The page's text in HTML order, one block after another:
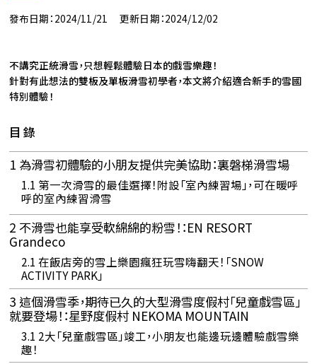
發布日期：2024/11/21 更新日期：2024/12/02
不講究正統滑雪，只想輕鬆體驗日本的戲雪樂趣！
針對有此想法的雙板及單板滑雪初學者，本文將介紹適合新手的雪國
特別體驗！
目錄
1 為滑雪初體驗的小朋友提供完美協助：裏磐梯滑雪場
1.1 第一次滑雪的最佳選擇！附設「室內練習場」，可在暖呼
呼的室內練習滑雪
2 不滑雪也能享受軟綿綿的粉雪！：EN RESORT
Grandeco
2.1 在飯店旁的雪上樂園瘋狂玩雪嗨翻天！「SNOW
ACTIVITY PARK」
3 這個滑雪季，期待已久的大型滑雪度假村「兒童戲雪區」
就要登場！：星野度假村 NEKOMA MOUNTAIN
3.1 2大「兒童戲雪區」竣工，小朋友也能邊玩邊體驗戲雪樂
趣！